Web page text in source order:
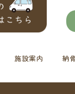
施設案内 納